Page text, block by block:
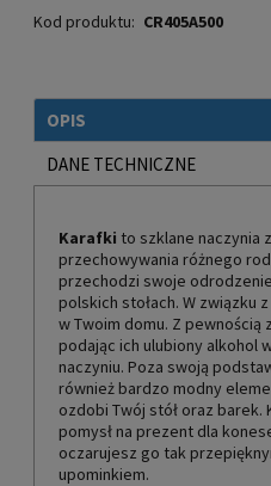
Kod produktu: CR405A500
OPIS
DANE TECHNICZNE
Karafki to szklane naczynia
przechowywania różnego
przechodzi swoje
polskich stołach. W związku
w Twoim domu. Z pewnością
podając ich ulubiony alkohol
naczyniu. Poza swoją
również bardzo modny
ozdobi Twój stół oraz
pomysł na prezent dla
oczarujesz go tak
upominkiem.